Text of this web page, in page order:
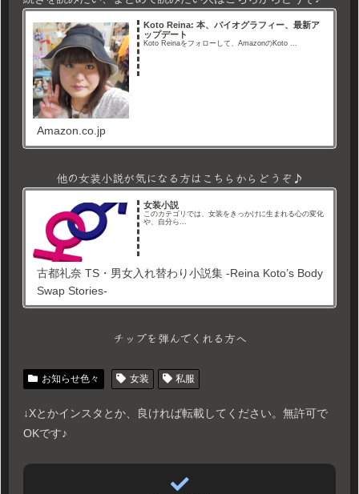
Koto Reina: 本、バイオグラフィー、最新ア
ップデート
Koto Reinaをフォローして、AmazonのKoto ...
Amazon.co.jp
他の女装小説が気になる方はこちらからどうぞ♪
女装小説
このカテゴリでは、女装をきっかけに生まれる心の変化
や、自分ら...
古都礼奈 TS・男女入れ替わり小説集 -Reina Koto’s Body
Swap Stories-
チップを弾んでくれる方へ
お知らせ色々 女装 私服
↓Xとかインスタとか、良ければ転載してください。無許可で
OKです♪